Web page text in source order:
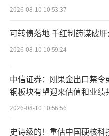
整体来看，宠物
参差不齐，售价区间
作为一份独属于
丰富程度不亚于人类
价过百元的宠物年夜
主食和甜品等多个
肉、鸡肉、酸奶以及
饭套餐中提供了鲍鱼
2026-08-10 10:53:37
可转债落地 千红制药谋破
2026-08-10 10:59:24
中信证券：刚果金出口禁令
铜板块有望迎来估值和业绩
2026-08-10 10:56:56
史诗级的！重估中国硬核科